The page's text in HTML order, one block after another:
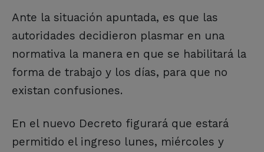
Ante la situación apuntada, es que las
autoridades decidieron plasmar en una
normativa la manera en que se habilitará la
forma de trabajo y los días, para que no
existan confusiones.
En el nuevo Decreto figurará que estará
permitido el ingreso lunes, miércoles y